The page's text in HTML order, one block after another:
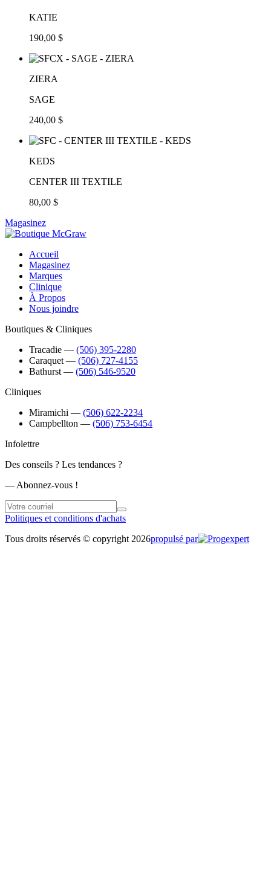
KATIE
190,00 $
ZIERA
SAGE
240,00 $
KEDS
CENTER III TEXTILE
80,00 $
Magasinez
Accueil
Magasinez
Marques
Clinique
À Propos
Nous joindre
Boutiques & Cliniques
Tracadie ― (506) 395-2280
Caraquet ― (506) 727-4155
Bathurst ― (506) 546-9520
Cliniques
Miramichi ― (506) 622-2234
Campbellton ― (506) 753-6454
Infolettre
Des conseils ? Les tendances ?
― Abonnez-vous !
Politiques et conditions d'achats
Tous droits réservés © copyright 2026propulsé par